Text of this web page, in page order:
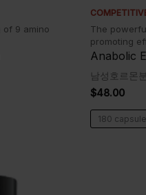
of 9 amino
The
promoting
Anabolic
남성호르몬
$48.00
180